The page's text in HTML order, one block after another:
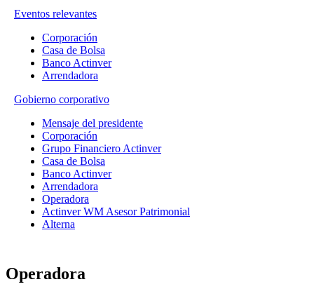
Eventos relevantes
Corporación
Casa de Bolsa
Banco Actinver
Arrendadora
Gobierno corporativo
Mensaje del presidente
Corporación
Grupo Financiero Actinver
Casa de Bolsa
Banco Actinver
Arrendadora
Operadora
Actinver WM Asesor Patrimonial
Alterna
Operadora